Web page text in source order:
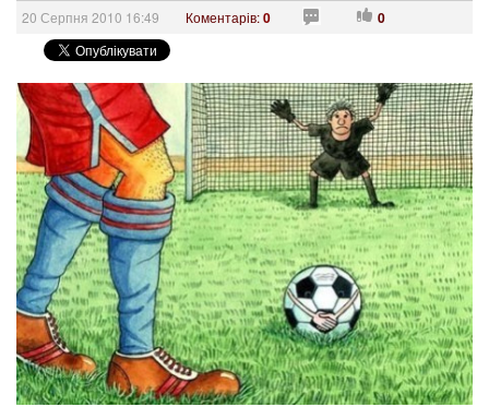
20 Серпня 2010 16:49 Коментарів:0 0